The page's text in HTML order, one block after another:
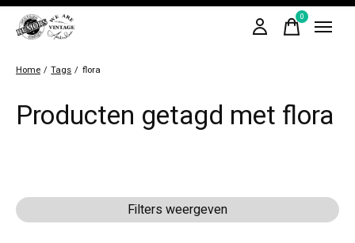
0items
Home / Tags / flora
Producten getagd met flora
Filters weergeven